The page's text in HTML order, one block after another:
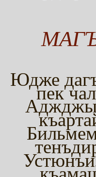
Юдже
пек
Аджджы